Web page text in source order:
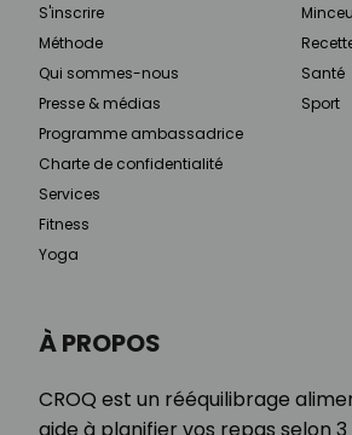
À PROPOS
CROQ est un rééquilibrage
S'inscrire
Méthode
Qui sommes-nous
Presse & médias
Programme ambassadrice
Charte de confidentialité
Services
Fitness
Yoga
Santé
Sport